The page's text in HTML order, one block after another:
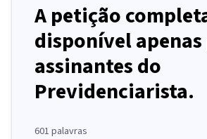
A petição
disponível apenas
assinantes do
Previdenciarista.
601 palavras